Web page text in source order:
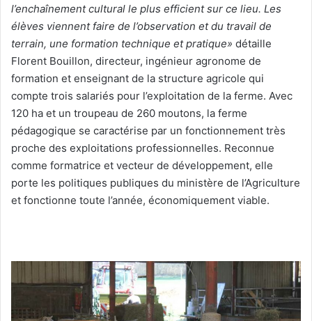
l’enchaînement cultural le plus efficient sur ce lieu. Les
élèves viennent faire de l’observation et du travail de
terrain, une formation technique et pratique» détaille
Florent Bouillon, directeur, ingénieur agronome de
formation et enseignant de la structure agricole qui
compte trois salariés pour l’exploitation de la ferme. Avec
120 ha et un troupeau de 260 moutons, la ferme
pédagogique se caractérise par un fonctionnement très
proche des exploitations professionnelles. Reconnue
comme formatrice et vecteur de développement, elle
porte les politiques publiques du ministère de l’Agriculture
et fonctionne toute l’année, économiquement viable.